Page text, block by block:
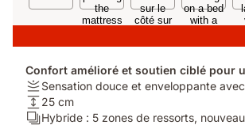
Confort amélioré et soutien ciblé pour
Fermeté:
Sensation
douce
Sensation douce et enveloppante
Hauteur:
25
25 cm
Calques:
Hybride : 5 zones de ressorts,